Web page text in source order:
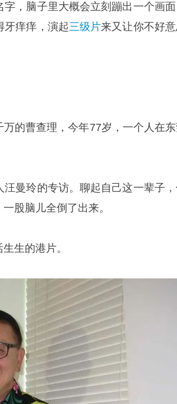
，脑子里大概会立刻蹦出一个画
牙痒痒，演起三级片来又让你不好
的曹查理，今年77岁，一个人在
汪曼玲的专访。聊起自己这一辈子
股脑儿全倒了出来。
生的港片。